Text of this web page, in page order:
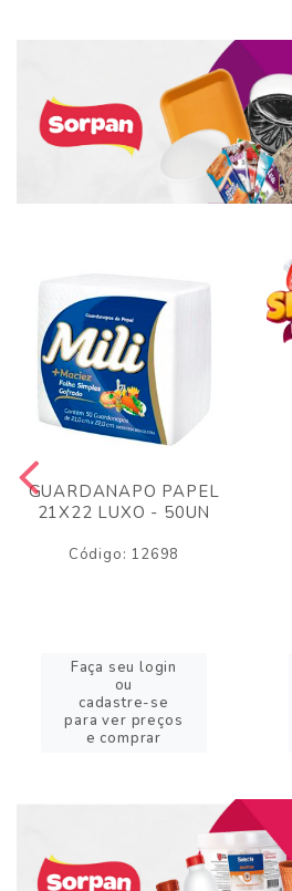
GUARDANAPO PAPEL
21X22 LUXO - 50UN
Código: 12698
Faça seu login
ou
cadastre-se
para ver preços
e comprar